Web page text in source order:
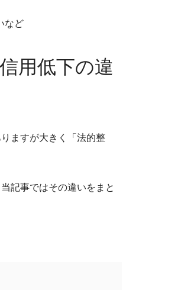
など
用低下の違
ますが大きく「法的整
記事ではその違いをまと